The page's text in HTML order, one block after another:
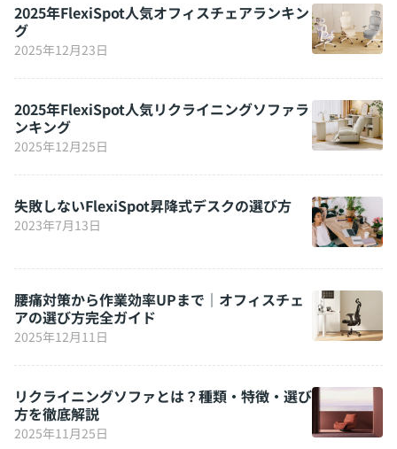
2025年FlexiSpot人気オフィスチェアランキン
グ
2025年12月23日
2025年FlexiSpot人気リクライニングソファラ
ンキング
2025年12月25日
失敗しないFlexiSpot昇降式デスクの選び方
2023年7月13日
腰痛対策から作業効率UPまで｜オフィスチェ
アの選び方完全ガイド
2025年12月11日
リクライニングソファとは？種類・特徴・選び
方を徹底解説
2025年11月25日